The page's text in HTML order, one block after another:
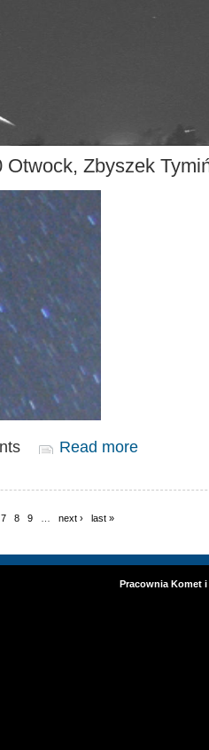
Otwock, Zbyszek
Read more
7 8 9 next › last »
Pracownia Komet